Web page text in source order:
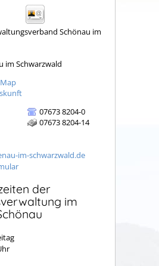
Schönau im
im Schwarzwald
07673 8204-0
07673 8204-14
im-schwarzwald.de
der
im